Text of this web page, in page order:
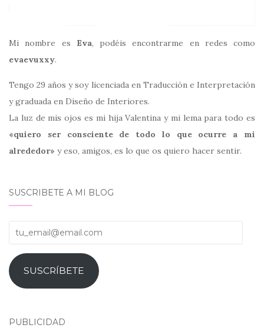
Mi nombre es Eva, podéis encontrarme en redes como
evaevuxxy.
Tengo 29 años y soy licenciada en Traducción e Interpretación
y graduada en Diseño de Interiores.
La luz de mis ojos es mi hija Valentina y mi lema para todo es
«quiero ser consciente de todo lo que ocurre a mi
alrededor» y eso, amigos, es lo que os quiero hacer sentir.
SUSCRIBETE A MI BLOG
tu_email@email.com
SUSCRÍBETE
PUBLICIDAD